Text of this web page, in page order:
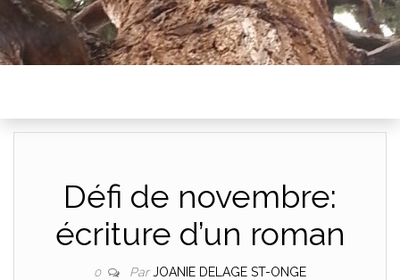
Défi de novembre:
écriture d’un roman
0 ParJOANIE DELAGE ST-ONGE